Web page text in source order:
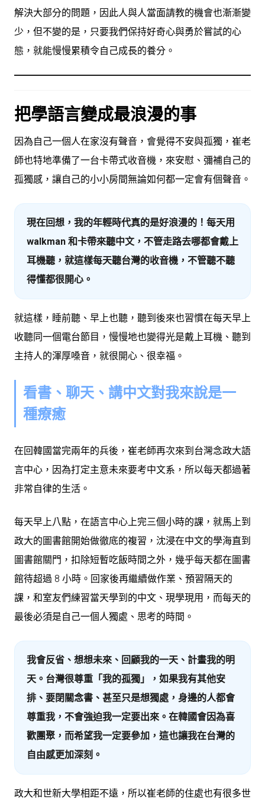
解決大部分的問題，因此人與人當面請教的機會也漸漸變
少，但不變的是，只要我們保持好奇心與勇於嘗試的心
態，就能慢慢累積令自己成長的養分。
把學語言變成最浪漫的事
因為自己一個人在家沒有聲音，會覺得不安與孤獨，崔老
師也特地準備了一台卡帶式收音機，來安慰、彌補自己的
孤獨感，讓自己的小小房間無論如何都一定會有個聲音。
現在回想，我的年輕時代真的是好浪漫的！每天用
walkman 和卡帶來聽中文，不管走路去哪都會戴上
耳機聽，就這樣每天聽台灣的收音機，不管聽不聽
得懂都很開心。
就這樣，睡前聽、早上也聽，聽到後來也習慣在每天早上
收聽同一個電台節目，慢慢地也變得光是戴上耳機、聽到
主持人的渾厚嗓音，就很開心、很幸福。
看書、聊天、講中文對我來說是一
種療癒
在回韓國當完兩年的兵後，崔老師再次來到台灣念政大語
言中心，因為打定主意未來要考中文系，所以每天都過著
非常自律的生活。
每天早上八點，在語言中心上完三個小時的課，就馬上到
政大的圖書館開始做徹底的複習，沈浸在中文的學海直到
圖書館關門，扣除短暫吃飯時間之外，幾乎每天都在圖書
館待超過 8 小時。回家後再繼續做作業、預習隔天的
課，和室友們練習當天學到的中文、現學現用，而每天的
最後必須是自己一個人獨處、思考的時間。
我會反省、想想未來、 回顧我的一天、計畫我的明
天。台灣很尊重「我的孤獨」，如果我有其他安
排、要閉關念書、甚至只是想獨處，身邊的人都會
尊重我，不會強迫我一定要出來。在韓國會因為喜
歡團聚，而希望我一定要參加，這也讓我在台灣的
自由感更加深刻。
政大和世新大學相距不遠，所以崔老師的住處也有很多世